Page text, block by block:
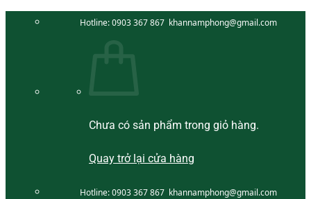
Hotline:0903 367 867 khannamphong@gmail.com
Chưa có sản phẩm trong giỏ hàng.
Quay trở lại cửa hàng
Hotline:0903 367 867 khannamphong@gmail.com